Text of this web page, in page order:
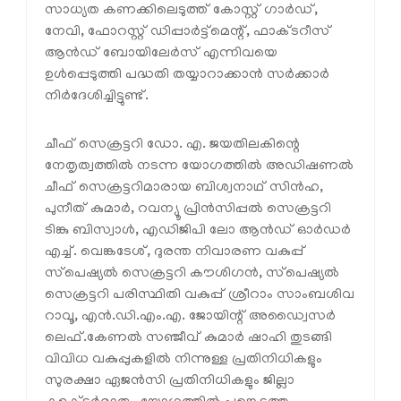
സാധ്യത കണക്കിലെടുത്ത് കോസ്റ്റ് ഗാർഡ്,
നേവി, ഫോറസ്റ്റ് ഡിപ്പാർട്ട്മെന്റ്, ഫാക്ടറീസ്
ആൻഡ് ബോയിലേർസ് എന്നിവയെ
ഉൾപ്പെടുത്തി പദ്ധതി തയ്യാറാക്കാൻ സർക്കാർ
നിർദേശിച്ചിട്ടുണ്ട്.
ചീഫ് സെക്രട്ടറി ഡോ. എ. ജയതിലകിന്റെ
നേതൃത്വത്തിൽ നടന്ന യോഗത്തിൽ അഡിഷണൽ
ചീഫ് സെക്രട്ടറിമാരായ ബിശ്വനാഥ് സിൻഹ,
പുനീത് കുമാർ, റവന്യൂ പ്രിൻസിപ്പൽ സെക്രട്ടറി
ടിങ്കു ബിസ്വാൾ, എഡിജിപി ലോ ആൻഡ് ഓർഡർ
എച്ച്. വെങ്കടേശ്, ദുരന്ത നിവാരണ വകുപ്പ്
സ്‌പെഷ്യൽ സെക്രട്ടറി കൗശിഗൻ, സ്‌പെഷ്യൽ
സെക്രട്ടറി പരിസ്ഥിതി വകുപ്പ് ശ്രീറാം സാംബശിവ
റാവൂ, എൻ.ഡി.എം.എ. ജോയിന്റ് അഡ്വൈസർ
ലെഫ്.കേണൽ സഞ്ജീവ് കുമാർ ഷാഹി തുടങ്ങി
വിവിധ വകുപ്പുകളിൽ നിന്നുള്ള പ്രതിനിധികളും
സുരക്ഷാ ഏജൻസി പ്രതിനിധികളും ജില്ലാ